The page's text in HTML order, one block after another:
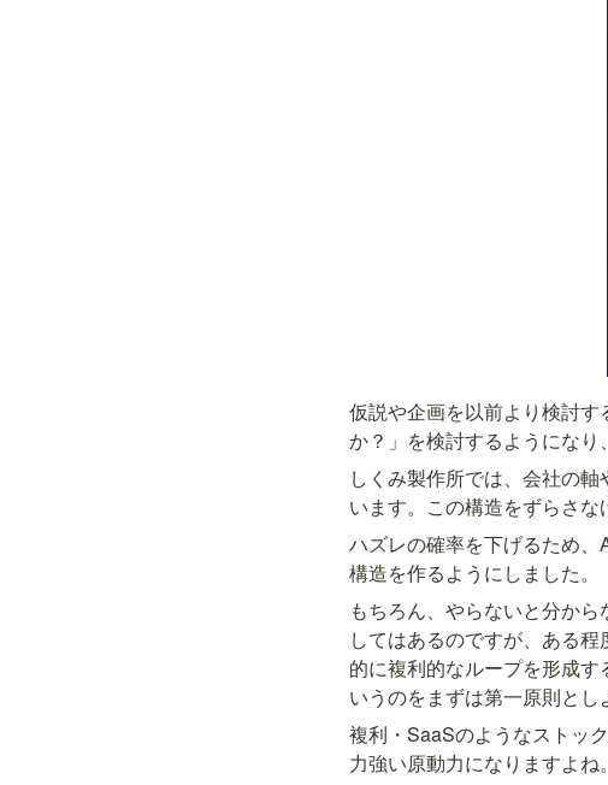
仮説や企画を以前より検討
か？」を検討するようになり
しくみ製作所では、会社の
います。この構造をずらさな
ハズレの確率を下げるため
構造を作るようにしました。
もちろん、やらないと分か
してはあるのですが、ある
的に複利的なループを形成
いうのをまずは第一原則とし
複利・SaaSのようなストッ
力強い原動力になりますよね。